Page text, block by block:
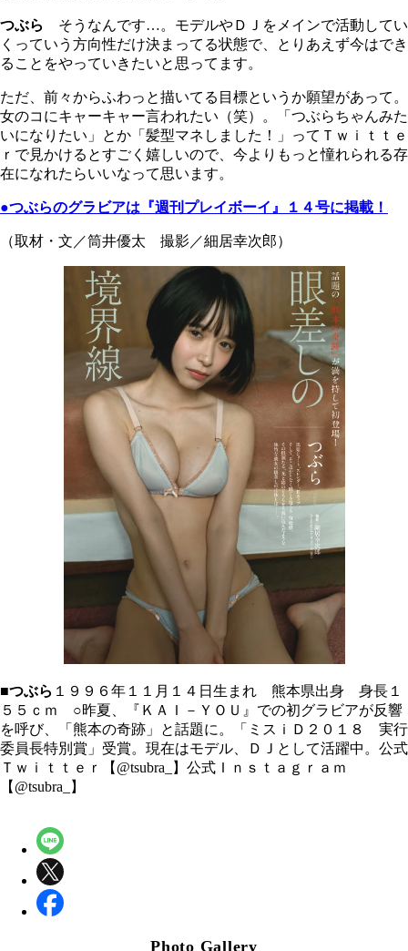
つぶら
そうなんです…。モデルやＤＪをメインで活動してい
くっていう方向性だけ決まってる状態で、とりあえず今はでき
ることをやっていきたいと思ってます。
ただ、前々からふわっと描いてる目標というか願望があって。
女のコにキャーキャー言われたい（笑）。「つぶらちゃんみた
いになりたい」とか「髪型マネしました！」ってＴｗｉｔｔｅ
ｒで見かけるとすごく嬉しいので、今よりもっと憧れられる存
在になれたらいいなって思います。
●つぶらのグラビアは『週刊プレイボーイ』１４号に掲載！
（取材・文／筒井優太 撮影／細居幸次郎）
■つぶら １９９６年１１月１４日生まれ 熊本県出身 身長１
５５ｃｍ ○昨夏、『ＫＡＩ－ＹＯＵ』での初グラビアが反響
を呼び、「熊本の奇跡」と話題に。「ミスｉＤ２０１８ 実行
委員長特別賞」受賞。現在はモデル、ＤＪとして活躍中。公式
Ｔｗｉｔｔｅｒ【@tsubra_】公式Ｉｎｓｔａｇｒａｍ
【@tsubra_】
Photo Gallery